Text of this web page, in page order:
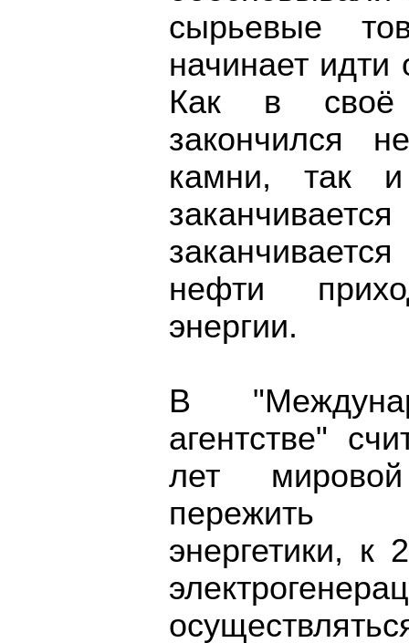
сырьевые
начинает идти
Как в своё
закончился
камни, так
нефти
энергии.
В
агентстве"
лет
пережить
энергетики, к